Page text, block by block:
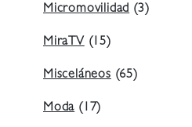
Micromovilidad (3)
MiraTV (15)
Misceláneos (65)
Moda (17)